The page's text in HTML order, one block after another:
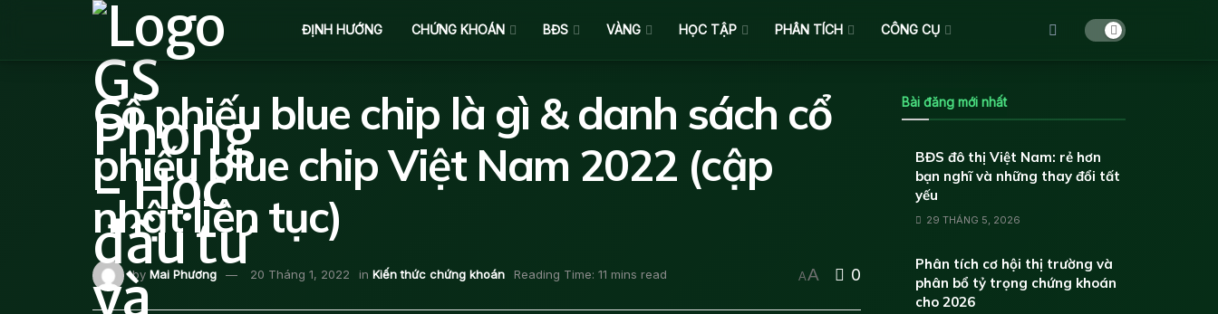
ĐỊNH HƯỚNG CHỨNG KHOÁN BĐS VÀNG HỌC TẬP PHÂN TÍCH CÔNG CỤ
Cổ phiếu blue chip là gì & danh sách cổ
phiếu blue chip Việt Nam 2022 (cập
nhật liên tục)
by Mai Phương 20 Tháng 1, 2022 in Kiến thức chứng khoán Reading Time: 11 mins read AA 0
Bài đăng mới nhất
BĐS đô thị Việt Nam: rẻ hơn
bạn nghĩ và những thay đổi tất
yếu
29 THÁNG 5, 2026
Phân tích cơ hội thị trường và
phân bổ tỷ trọng chứng khoán
cho 2026